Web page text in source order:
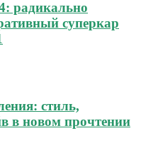
радикально
суперкар
стиль,
в новом прочтении